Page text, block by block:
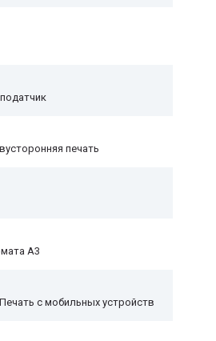
печать
А3
с мобильных устройств